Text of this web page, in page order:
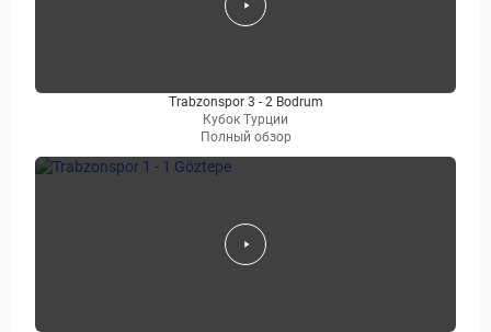
Trabzonspor 3 - 2 Bodrum
Кубок Турции
Полный обзор